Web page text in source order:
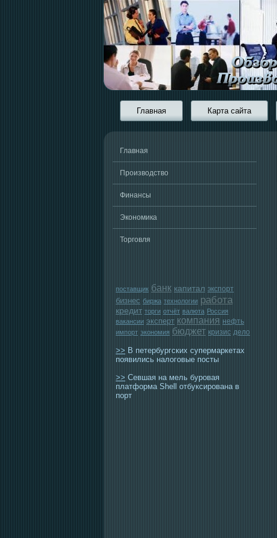
Главная Карта сайта
Главная
Производство
Финансы
Экономика
Торговля
поставщик банк капитал экспорт
бизнес биржа технологии работа
кредит торги отчёт валюта Россия
вакансии эксперт компания нефть
импорт экономия бюджет кризис дело
>> В петербургских супермаркетах
появились налоговые посты
>> Севшая на мель буровая
платформа Shell отбуксирована в
порт